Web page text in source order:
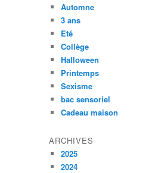
Automne
3 ans
Eté
Collège
Halloween
Printemps
Sexisme
bac sensoriel
Cadeau maison
ARCHIVES
2025
2024